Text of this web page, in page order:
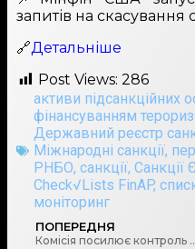
запитів на скасування
🔗Детальніше
Post Views: 286
активи підсанкційних
фінансуванням
Державний реєстр
Міжнародні санкції,
РНБО, санкції, Санкції
Check√Lists FinAP,
моніторинг
ПОПЕРЕДНЯ
Комісія посилює контроль за IT-